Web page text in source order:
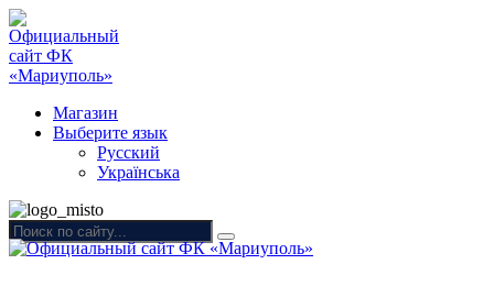
Магазин
Выберите язык
Русский
Українська